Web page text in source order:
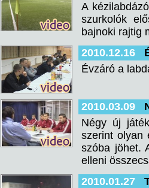
A
szurkolók
bajnoki rajtig
2010.12.16
Évzáró a
2010.03.09
Négy új
szerint olyan
szóba jöhet.
elleni
2010.01.27